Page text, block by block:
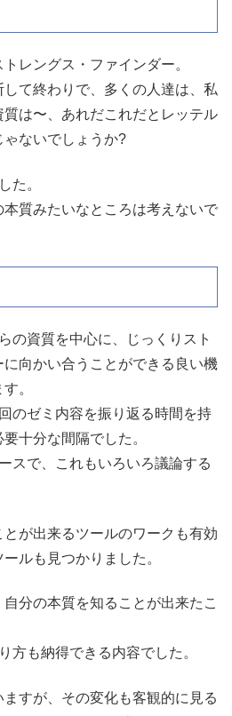
レングス・ファインダー。
て終わりで、多くの人達は、私
は〜、あれだこれだとレッテル
ないでしょうか?
た。
質みたいなところは考えないで
の資質を中心に、じっくりスト
向かい合うことができる良い機
。
のゼミ内容を振り返る時間を持
要十分な間隔でした。
スで、これもいろいろ議論する
が出来るツールのワークも有効
ルも見つかりました。
分の本質を知ることが出来たこ
方も納得できる内容でした。
すが、その変化も客観的に見る